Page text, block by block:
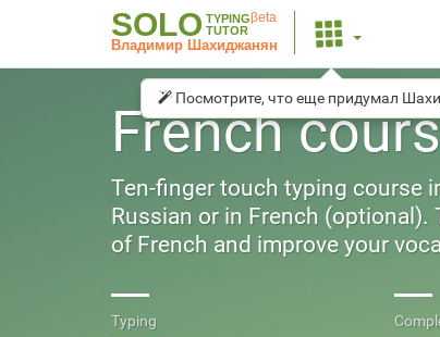
SOLO TYPING
TUTOR
βeta
Владимир Шахиджанян
French
Ten-finger touch typing course
Russian or in French
of French and improve your
Typing
Посмотрите, что еще придумал